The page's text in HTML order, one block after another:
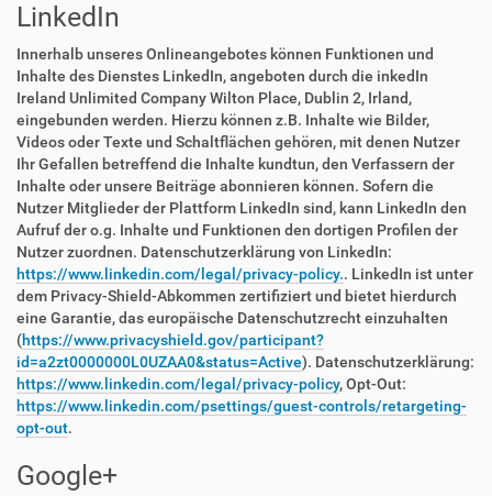
LinkedIn
Innerhalb unseres Onlineangebotes können Funktionen und
Inhalte des Dienstes LinkedIn, angeboten durch die inkedIn
Ireland Unlimited Company Wilton Place, Dublin 2, Irland,
eingebunden werden. Hierzu können z.B. Inhalte wie Bilder,
Videos oder Texte und Schaltflächen gehören, mit denen Nutzer
Ihr Gefallen betreffend die Inhalte kundtun, den Verfassern der
Inhalte oder unsere Beiträge abonnieren können. Sofern die
Nutzer Mitglieder der Plattform LinkedIn sind, kann LinkedIn den
Aufruf der o.g. Inhalte und Funktionen den dortigen Profilen der
Nutzer zuordnen. Datenschutzerklärung von LinkedIn:
https://www.linkedin.com/legal/privacy-policy.. LinkedIn ist unter
dem Privacy-Shield-Abkommen zertifiziert und bietet hierdurch
eine Garantie, das europäische Datenschutzrecht einzuhalten
(https://www.privacyshield.gov/participant?
id=a2zt0000000L0UZAA0&status=Active). Datenschutzerklärung:
https://www.linkedin.com/legal/privacy-policy, Opt-Out:
https://www.linkedin.com/psettings/guest-controls/retargeting-
opt-out.
Google+